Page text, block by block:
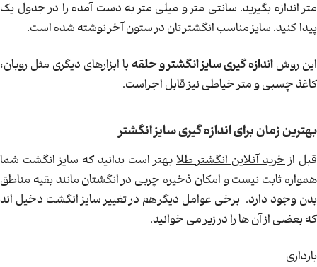
متر اندازه بگیرید. سانتی متر و میلی متر به دست آمده را در جدول یک
پیدا کنید. سایز مناسب انگشتر تان در ستون آخر نوشته شده است.
این روش اندازه گیری سایز انگشتر و حلقه با ابزارهای دیگری مثل روبان،
کاغذ چسبی و متر خیاطی نیز قابل اجراست.
بهترین زمان برای اندازه گیری سایز انگشتر
قبل ازخرید آنلاین انگشتر طلا بهتر است بدانید که سایز انگشت شما
همواره ثابت نیست و امکان ذخیره چربی در انگشتان مانند بقیه مناطق
بدن وجود دارد. برخی عوامل دیگر هم در تغییر سایز انگشت دخیل اند
که بعضی از آن ها را در زیر می خوانید.
بارداری